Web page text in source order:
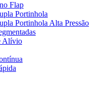
Flap
Portinhola
Portinhola Alta Pressão
Alívio